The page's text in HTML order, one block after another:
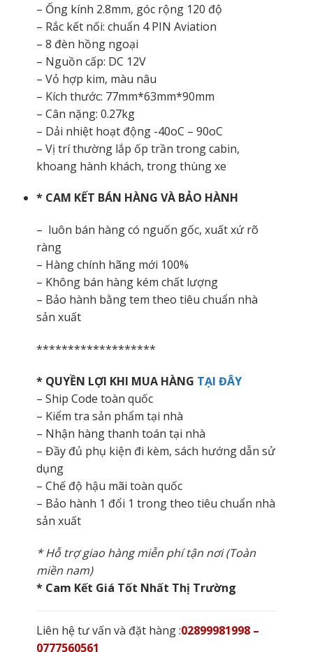
– Ống kính 2.8mm, góc rộng 120 độ
– Rắc kết nối: chuẩn 4 PIN Aviation
– 8 đèn hồng ngoại
– Nguồn cấp: DC 12V
– Vỏ hợp kim, màu nâu
– Kích thước: 77mm*63mm*90mm
– Cân nặng: 0.27kg
– Dải nhiệt hoạt động -40oC – 90oC
– Vị trí thường lắp ốp trần trong cabin,
khoang hành khách, trong thùng xe
* CAM KẾT BÁN HÀNG VÀ BẢO HÀNH
– luôn bán hàng có nguốn gốc, xuất xứ rõ
ràng
– Hàng chính hãng mới 100%
– Không bán hàng kém chất lượng
– Bảo hành bằng tem theo tiêu chuẩn nhà
sản xuất
*******************
* QUYỀN LỢI KHI MUA HÀNG TẠI ĐÂY
– Ship Code toàn quốc
– Kiểm tra sản phẩm tại nhà
– Nhận hàng thanh toán tại nhà
– Đầy đủ phụ kiện đi kèm, sách hướng dẫn sử
dụng
– Chế độ hậu mãi toàn quốc
– Bảo hành 1 đổi 1 trong theo tiêu chuẩn nhà
sản xuất
* Hỗ trợ giao hàng miễn phí tận nơi (Toàn
miền nam)
* Cam Kết Giá Tốt Nhất Thị Trường
Liên hệ tư vấn và đặt hàng :02899981998 –
0777560561